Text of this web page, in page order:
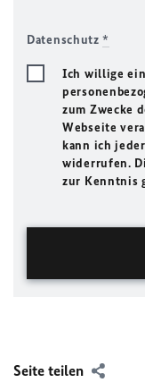
Datenschutz*
Ich willige
zum Zwecke
Webseite
kann ich
widerrufen.
zur Kenntnis
Seite teilen